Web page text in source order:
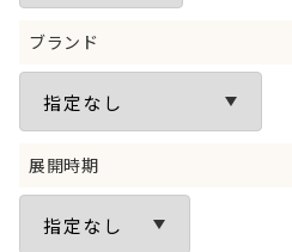
ブランド
展開時期